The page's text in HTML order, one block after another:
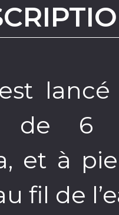
de 6
et à
fil de